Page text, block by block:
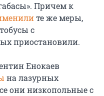
Причем к
те же меры,
с
приостановили.
Енокаев
на лазурных
они низкопольные с